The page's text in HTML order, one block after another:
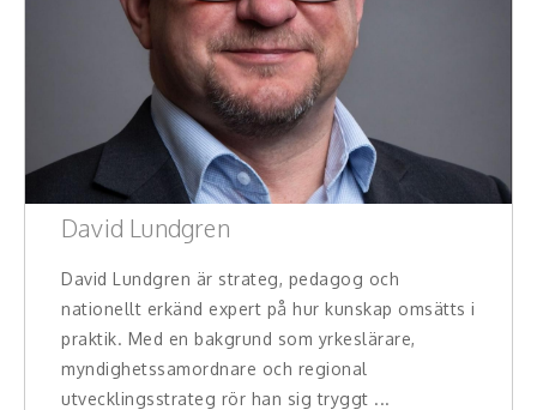
David Lundgren
David Lundgren är strateg, pedagog och
nationellt erkänd expert på hur kunskap omsätts i
praktik. Med en bakgrund som yrkeslärare,
myndighetssamordnare och regional
utvecklingsstrateg rör han sig tryggt ...